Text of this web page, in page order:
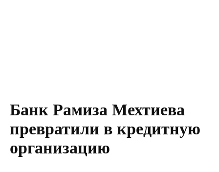
Банк Рамиза Мехтиева
превратили в кредитную
организацию